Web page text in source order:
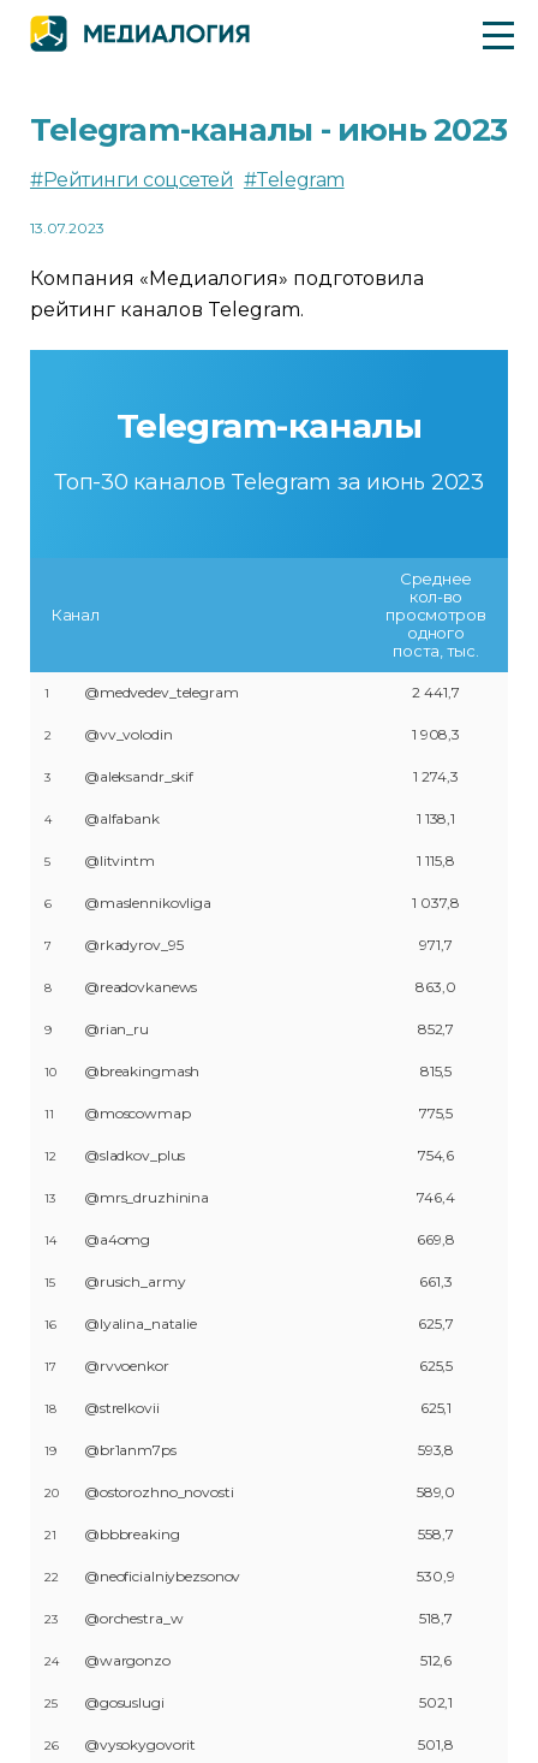
Telegram-каналы - июнь 2023
#Рейтинги соцсетей #Telegram
13.07.2023
Компания «Медиалогия» подготовила
рейтинг каналов Telegram.
Telegram-каналы
Топ-30 каналов Telegram за июнь 2023
Канал
Среднее
кол-во
просмотров
одного
поста, тыс.
1 @medvedev_telegram 2 441,7
2 @vv_volodin 1 908,3
3 @aleksandr_skif 1 274,3
4 @alfabank 1 138,1
5 @litvintm 1 115,8
6 @maslennikovliga 1 037,8
7 @rkadyrov_95 971,7
8 @readovkanews 863,0
9 @rian_ru 852,7
10 @breakingmash 815,5
11 @moscowmap 775,5
12 @sladkov_plus 754,6
13 @mrs_druzhinina 746,4
14 @a4omg 669,8
15 @rusich_army 661,3
16 @lyalina_natalie 625,7
17 @rvvoenkor 625,5
18 @strelkovii 625,1
19 @br1anm7ps 593,8
20 @ostorozhno_novosti 589,0
21 @bbbreaking 558,7
22 @neoficialniybezsonov 530,9
23 @orchestra_w 518,7
24 @wargonzo 512,6
25 @gosuslugi 502,1
26 @vysokygovorit 501,8